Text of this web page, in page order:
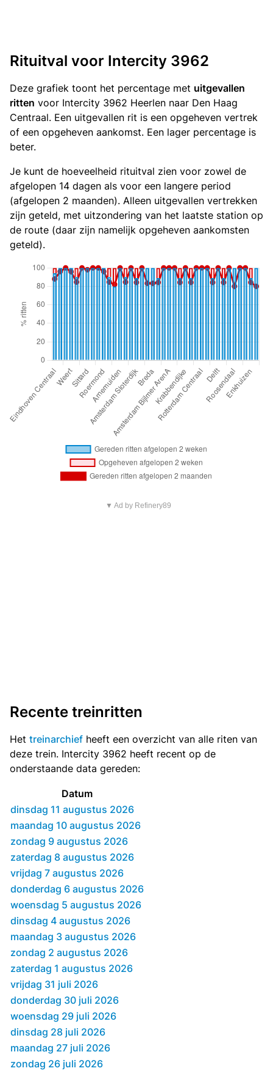
Rituitval voor Intercity 3962
Deze grafiek toont het percentage met uitgevallen
ritten voor Intercity 3962 Heerlen naar Den Haag
Centraal. Een uitgevallen rit is een opgeheven vertrek
of een opgeheven aankomst. Een lager percentage is
beter.
Je kunt de hoeveelheid rituitval zien voor zowel de
afgelopen 14 dagen als voor een langere period
(afgelopen 2 maanden). Alleen uitgevallen vertrekken
zijn geteld, met uitzondering van het laatste station op
de route (daar zijn namelijk opgeheven aankomsten
geteld).
▼ Ad by Refinery89
Recente treinritten
Het treinarchief heeft een overzicht van alle riten van
deze trein. Intercity 3962 heeft recent op de
onderstaande data gereden:
Datum
dinsdag 11 augustus 2026
maandag 10 augustus 2026
zondag 9 augustus 2026
zaterdag 8 augustus 2026
vrijdag 7 augustus 2026
donderdag 6 augustus 2026
woensdag 5 augustus 2026
dinsdag 4 augustus 2026
maandag 3 augustus 2026
zondag 2 augustus 2026
zaterdag 1 augustus 2026
vrijdag 31 juli 2026
donderdag 30 juli 2026
woensdag 29 juli 2026
dinsdag 28 juli 2026
maandag 27 juli 2026
zondag 26 juli 2026